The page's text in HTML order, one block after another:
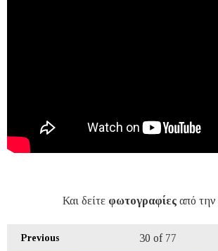
Και δείτε φωτογραφίες από
Previous 30 of 77